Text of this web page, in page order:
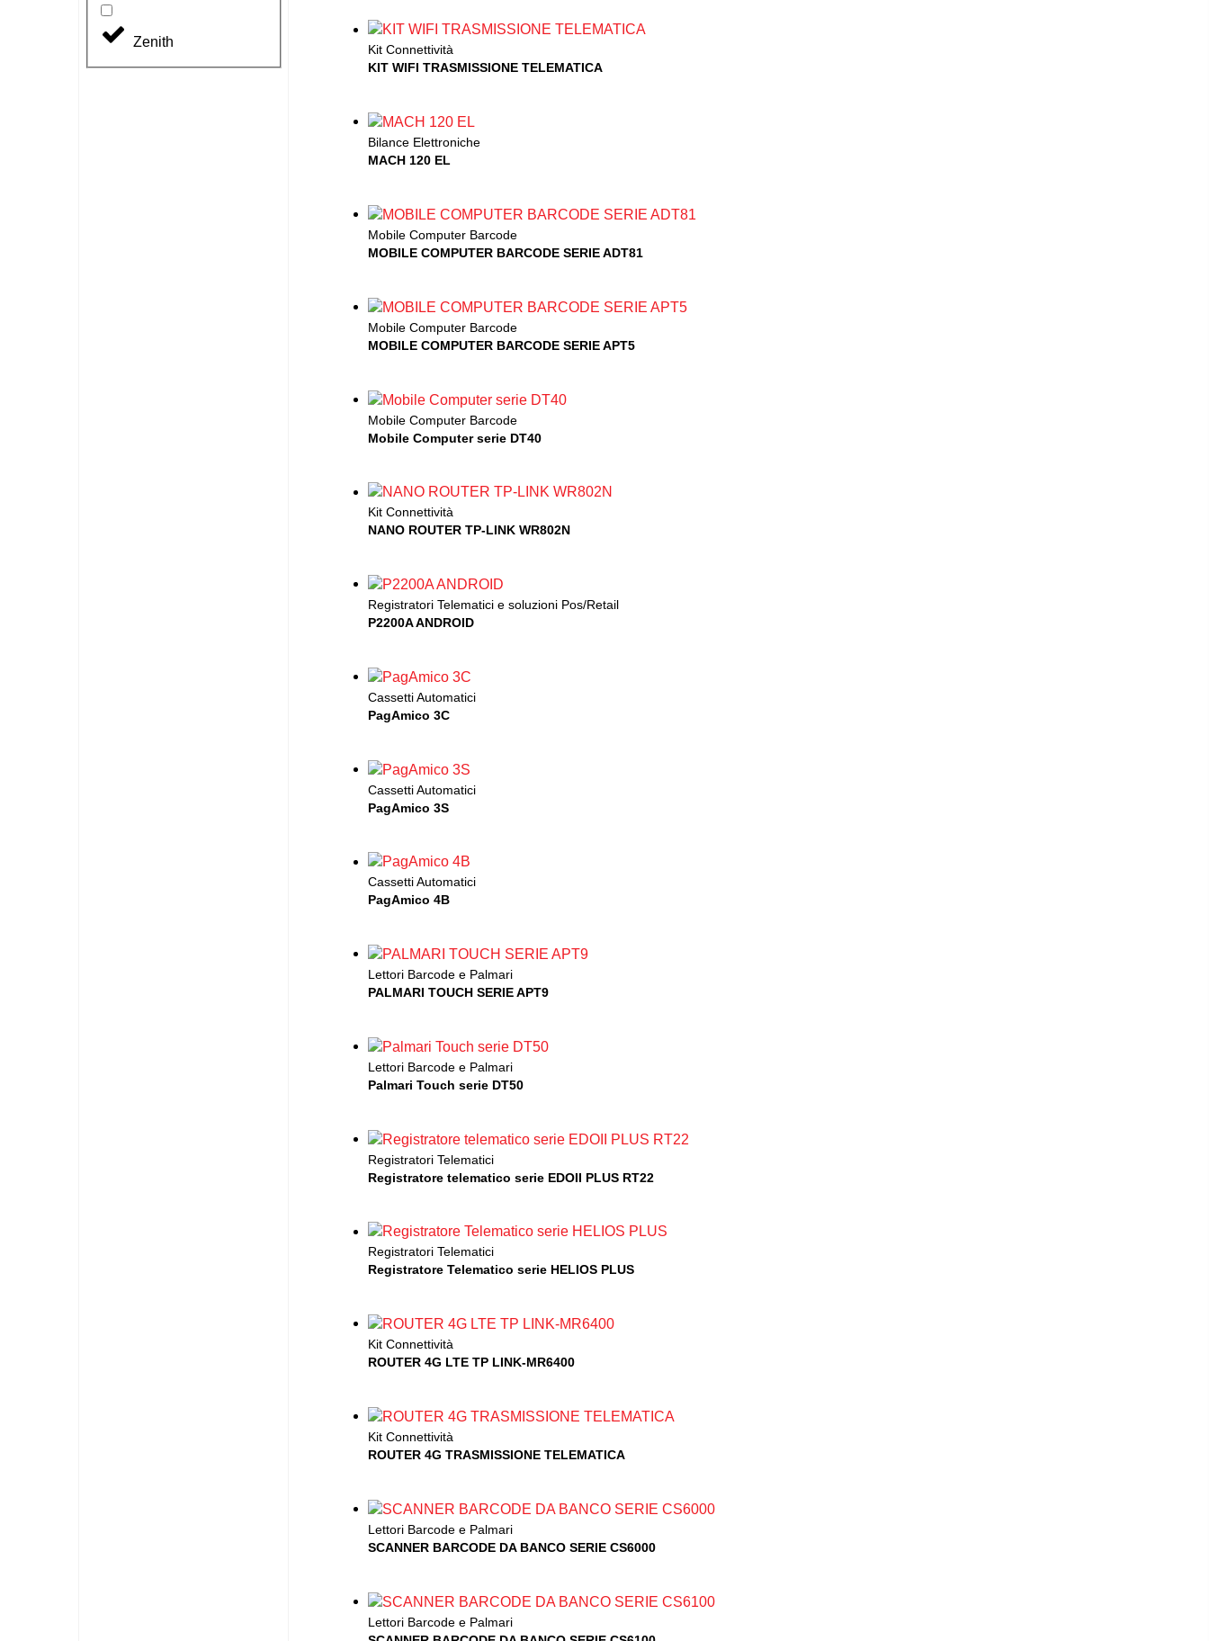
Zenith
Kit Connettività
KIT WIFI TRASMISSIONE TELEMATICA
Bilance Elettroniche
MACH 120 EL
Mobile Computer Barcode
MOBILE COMPUTER BARCODE SERIE ADT81
Mobile Computer Barcode
MOBILE COMPUTER BARCODE SERIE APT5
Mobile Computer Barcode
Mobile Computer serie DT40
Kit Connettività
NANO ROUTER TP-LINK WR802N
Registratori Telematici e soluzioni Pos/Retail
P2200A ANDROID
Cassetti Automatici
PagAmico 3C
Cassetti Automatici
PagAmico 3S
Cassetti Automatici
PagAmico 4B
Lettori Barcode e Palmari
PALMARI TOUCH SERIE APT9
Lettori Barcode e Palmari
Palmari Touch serie DT50
Registratori Telematici
Registratore telematico serie EDOII PLUS RT22
Registratori Telematici
Registratore Telematico serie HELIOS PLUS
Kit Connettività
ROUTER 4G LTE TP LINK-MR6400
Kit Connettività
ROUTER 4G TRASMISSIONE TELEMATICA
Lettori Barcode e Palmari
SCANNER BARCODE DA BANCO SERIE CS6000
Lettori Barcode e Palmari